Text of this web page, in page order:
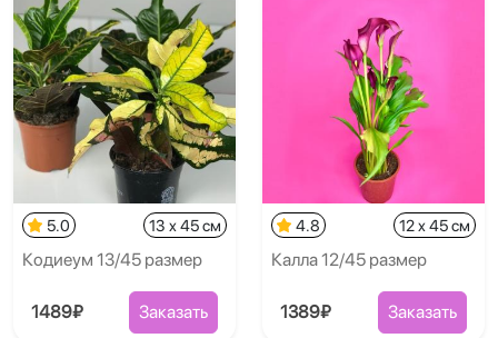
5.0 13 x 45 см
Кодиеум 13/45 размер
1489₽ Заказать
4.8 12 x 45 см
Калла 12/45 размер
1389₽ Заказать